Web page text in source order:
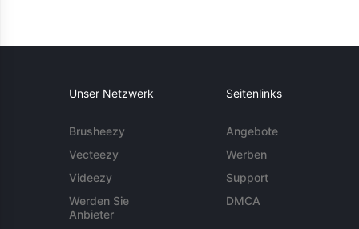
Unser Netzwerk
Brusheezy
Vecteezy
Videezy
Werden Sie
Anbieter
Seitenlinks
Angebote
Werben
Support
DMCA